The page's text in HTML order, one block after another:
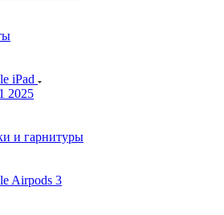
iPad
2025
и гарнитуры
Airpods 3